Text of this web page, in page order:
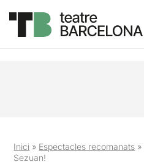
Inici » Espectacles recomanats »
Sezuan!